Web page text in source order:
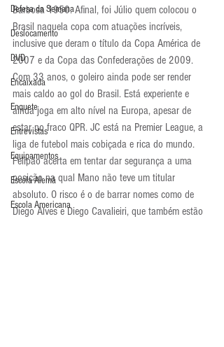
Defesa da Semana
Deslocamento
DVD
Encaixada
Enquete
Entrevistas
Equipamentos
Escola Alemã
Escola Americana
Barbosa 1950. Afinal, foi Júlio quem colocou o
Brasil naquela copa com atuações incríveis,
inclusive que deram o título da Copa América de
2007 e da Copa das Confederações de 2009.
Com 33 anos, o goleiro ainda pode ser render
mais caldo ao gol do Brasil. Está experiente e
ainda joga em alto nível na Europa, apesar de
estar no fraco QPR. JC está na Premier League, a
liga de futebol mais cobiçada e rica do mundo.
Felipão acerta em tentar dar segurança a uma
posição na qual Mano não teve um titular
absoluto. O risco é o de barrar nomes como de
Diego Alves e Diego Cavalieiri, que também estão